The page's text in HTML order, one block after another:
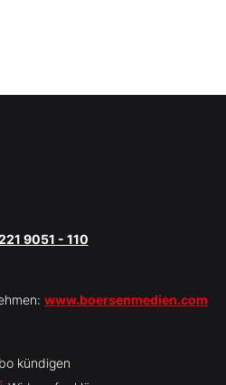
9051 - 110
www.boersenmedien.com
kündigen